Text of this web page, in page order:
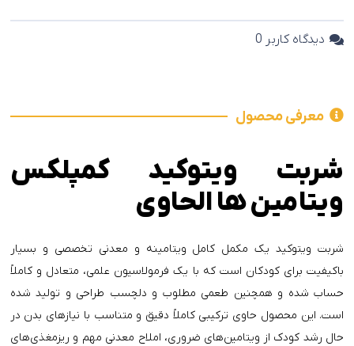
دیدگاه کاربر 0
معرفی محصول
شربت ویتوکید کمپلکس
ویتامین ها الحاوی
شربت ویتوکید یک مکمل کامل ویتامینه و معدنی تخصصی و بسیار
باکیفیت برای کودکان است که با یک فرمولاسیون علمی، متعادل و کاملاً
حساب شده و همچنین طعمی مطلوب و دلچسب طراحی و تولید شده
است. این محصول حاوی ترکیبی کاملاً دقیق و متناسب با نیازهای بدن در
حال رشد کودک از ویتامین‌های ضروری، املاح معدنی مهم و ریزمغذی‌های